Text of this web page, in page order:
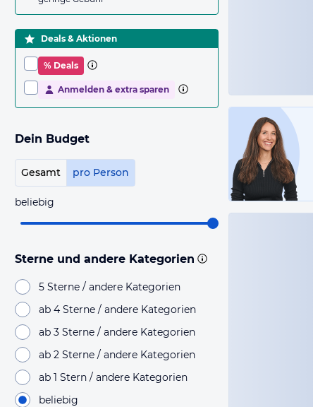
Deals & Aktionen
% Deals
Anmelden & extra sparen
Dein Budget
Gesamt pro Person
beliebig
Sterne und andere Kategorien
5 Sterne / andere Kategorien
ab 4 Sterne / andere Kategorien
ab 3 Sterne / andere Kategorien
ab 2 Sterne / andere Kategorien
ab 1 Stern / andere Kategorien
beliebig